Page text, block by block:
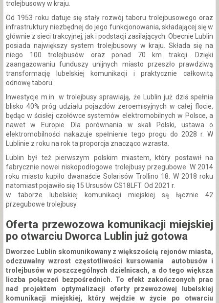
trolejbusowy w kraju.
Od 1953 roku datuje się stały rozwój taboru trolejbusowego oraz
infrastruktury niezbędnej do jego funkcjonowania, składającej się w
głównie z sieci trakcyjnej, jak i podstacji zasilających. Obecnie Lublin
posiada największy system trolejbusowy w kraju. Składa się na
niego 100 trolejbusów oraz ponad 70 km trakcji. Dzięki
zaangażowaniu funduszy unijnych miasto przeszło prawdziwą
transformację lubelskiej komunikacji i praktycznie całkowitą
odnowę taboru.
Inwestycje m.in. w trolejbusy sprawiają, że Lublin już dziś spełnia
blisko 40% próg udziału pojazdów zeroemisyjnych w całej flocie,
będąc w ścisłej czołówce systemów elektromobilnych w Polsce, a
nawet w Europie. Dla porównania w skali Polski, ustawa o
elektromobilności nakazuje spełnienie tego progu do 2028 r. W
Lublinie z roku na rok ta proporcja znacząco wzrasta.
Lublin był też pierwszym polskim miastem, który postawił na
fabrycznie nowei niskopodłogowe trolejbusy przegubowe. W 2014
roku miasto kupiło dwanaście Solarisów Trollino 18. W 2018 roku
natomiast pojawiło się 15 Ursusów CS18LFT. Od 2021 r.
w taborze lubelskiej komunikacji miejskiej są łącznie 42
przegubowe trolejbusy.
Oferta przewozowa komunikacji miejskiej
po otwarciu Dworca Lublin już gotowa
Dworzec Lublin skomunikowany z większością rejonów miasta,
odczuwalny wzrost częstotliwości kursowania autobusów i
trolejbusów w poszczególnych dzielnicach, a do tego większa
liczba połączeń bezpośrednich. To efekt zakończonych prac
nad projektem optymalizacji oferty przewozowej lubelskiej
komunikacji miejskiej, który wejdzie w życie po otwarciu